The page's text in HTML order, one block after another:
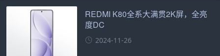
REDMI K80全系大满贯2K屏，全亮
度DC
2024-11-26